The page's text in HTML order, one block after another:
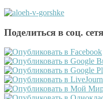
Поделиться в соц.